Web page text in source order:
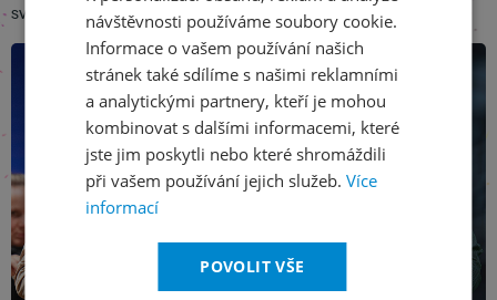
svým temperamentem, jenž naplno otevírá brány romantismu.
návštěvnosti používáme soubory cookie.
Informace o vašem používání našich
stránek také sdílíme s našimi reklamními
a analytickými partnery, kteří je mohou
kombinovat s dalšími informacemi, které
jste jim poskytli nebo které shromáždili
při vašem používání jejich služeb. Více
informací
POVOLIT VŠE